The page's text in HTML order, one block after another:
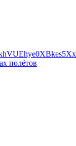
полётов